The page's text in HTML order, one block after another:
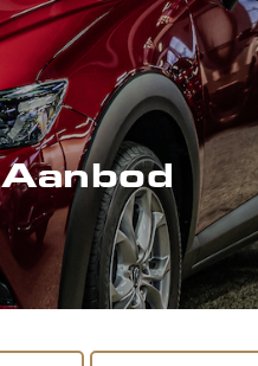
Aanbod